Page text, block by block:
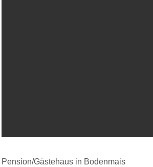
Pension/Gästehaus in Bodenmais